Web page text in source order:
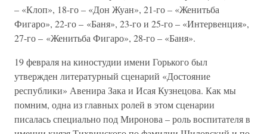
– «Клоп», 18-го – «Дон Жуан», 21-го – «Женитьба
Фигаро», 22-го – «Баня», 23-го и 25-го – «Интервенция»,
27-го – «Женитьба Фигаро», 28-го – «Баня».
19 февраля на киностудии имени Горького был
утвержден литературный сценарий «Достояние
республики» Авенира Зака и Исая Кузнецова. Как мы
помним, одна из главных ролей в этом сценарии
писалась специально под Миронова – роль воспитателя в